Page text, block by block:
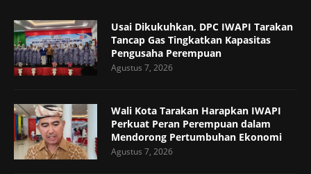
Usai Dikukuhkan, DPC IWAPI Tarakan
Tancap Gas Tingkatkan Kapasitas
Pengusaha Perempuan
Agustus 7, 2026
Wali Kota Tarakan Harapkan IWAPI
Perkuat Peran Perempuan dalam
Mendorong Pertumbuhan Ekonomi
Agustus 7, 2026